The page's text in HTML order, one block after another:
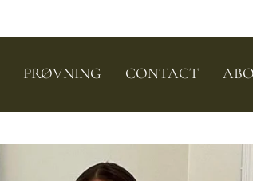
PRØVNING CONTACT